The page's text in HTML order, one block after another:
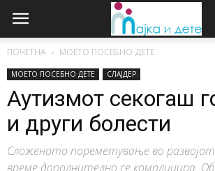
ПОЧЕТНА МОЕТО ПОСЕБНО ДЕТЕ
МОЕТО ПОСЕБНО ДЕТЕ СЛАЈДЕР
Аутизмот секогаш
и други болести
Сложеното пореметување во
време дополнително се комплицира.